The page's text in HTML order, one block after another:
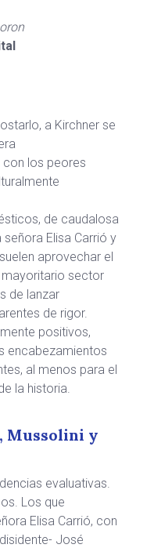
a Kirchner se
los peores
de caudalosa
Elisa Carrió y
aprovechar el
sector
de lanzar
de rigor.
positivos,
encabezamientos
al menos para el
la historia.
Mussolini y
evaluativas.
Los que
Elisa Carrió, con
José